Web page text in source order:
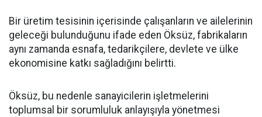
Bir üretim tesisinin içerisinde çalışanların ve ailelerinin
geleceği bulunduğunu ifade eden Öksüz, fabrikaların
aynı zamanda esnafa, tedarikçilere, devlete ve ülke
ekonomisine katkı sağladığını belirtti.
Öksüz, bu nedenle sanayicilerin işletmelerini
toplumsal bir sorumluluk anlayışıyla yönetmesi